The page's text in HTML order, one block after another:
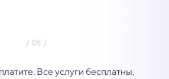
Все услуги бесплатны.